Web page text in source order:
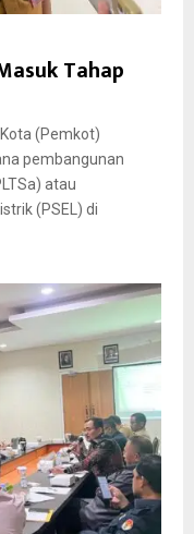
Tahap
(Pemkot)
pembangunan
atau
(PSEL) di